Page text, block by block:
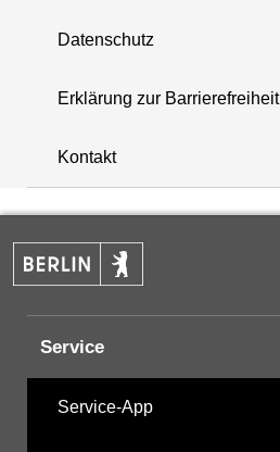
−
Stationsstatus
Messstation inaktiv
Datenschutz
Erklärung zur Barrierefreiheit
Kontakt
Service
Service-App